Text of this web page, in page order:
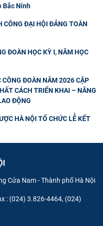
Bắc Ninh
CÔNG ĐẠI HỘI ĐẢNG TOÀN
ĐOÀN HỌC KỲ I, NĂM HỌC
CÔNG ĐOÀN NĂM 2026 CẬP
CÁCH TRIỂN KHAI – NÂNG
ĐỘNG
HÀ NỘI TỔ CHỨC LỄ KẾT
Cửa Nam - Thành phố Hà Nội
: (024) 3.826-4464, (024)